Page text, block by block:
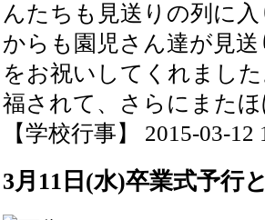
んたちも見送りの列に
からも園児さん達が見
をお祝いしてくれまし
福されて、さらにまた
【学校行事】 2015-03-12
3月11日(水)卒業式予行